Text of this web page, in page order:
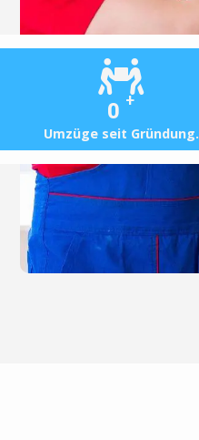
0 +
Umzüge seit Gründung.